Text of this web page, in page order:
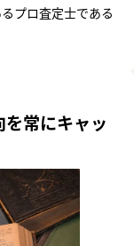
プロ査定士である
常にキャッ